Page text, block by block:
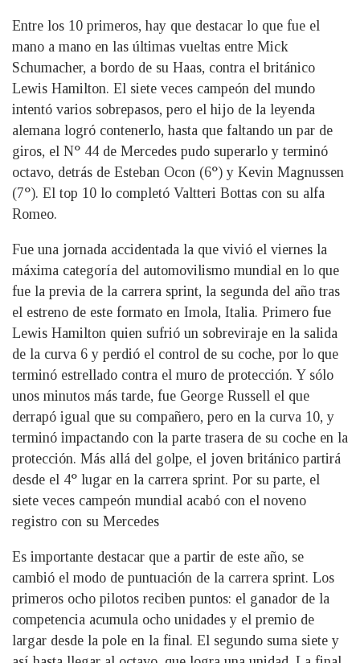
Entre los 10 primeros, hay que destacar lo que fue el
mano a mano en las últimas vueltas entre Mick
Schumacher, a bordo de su Haas, contra el británico
Lewis Hamilton. El siete veces campeón del mundo
intentó varios sobrepasos, pero el hijo de la leyenda
alemana logró contenerlo, hasta que faltando un par de
giros, el N° 44 de Mercedes pudo superarlo y terminó
octavo, detrás de Esteban Ocon (6°) y Kevin Magnussen
(7°). El top 10 lo completó Valtteri Bottas con su alfa
Romeo.
Fue una jornada accidentada la que vivió el viernes la
máxima categoría del automovilismo mundial en lo que
fue la previa de la carrera sprint, la segunda del año tras
el estreno de este formato en Imola, Italia. Primero fue
Lewis Hamilton quien sufrió un sobreviraje en la salida
de la curva 6 y perdió el control de su coche, por lo que
terminó estrellado contra el muro de protección. Y sólo
unos minutos más tarde, fue George Russell el que
derrapó igual que su compañero, pero en la curva 10, y
terminó impactando con la parte trasera de su coche en la
protección. Más allá del golpe, el joven británico partirá
desde el 4° lugar en la carrera sprint. Por su parte, el
siete veces campeón mundial acabó con el noveno
registro con su Mercedes
Es importante destacar que a partir de este año, se
cambió el modo de puntuación de la carrera sprint. Los
primeros ocho pilotos reciben puntos: el ganador de la
competencia acumula ocho unidades y el premio de
largar desde la pole en la final. El segundo suma siete y